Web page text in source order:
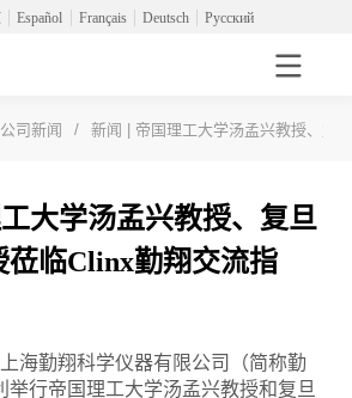
Español Français Deutsch Русский
公司新闻 / 新闻 | 帝国理工大学汤孟兴教授、复
大学汤孟兴教授、复旦
莅临Clinx勤翔交流指